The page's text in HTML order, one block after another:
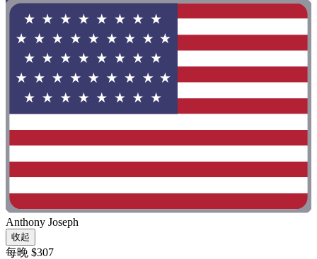
Anthony Joseph
收起
每晚 $307